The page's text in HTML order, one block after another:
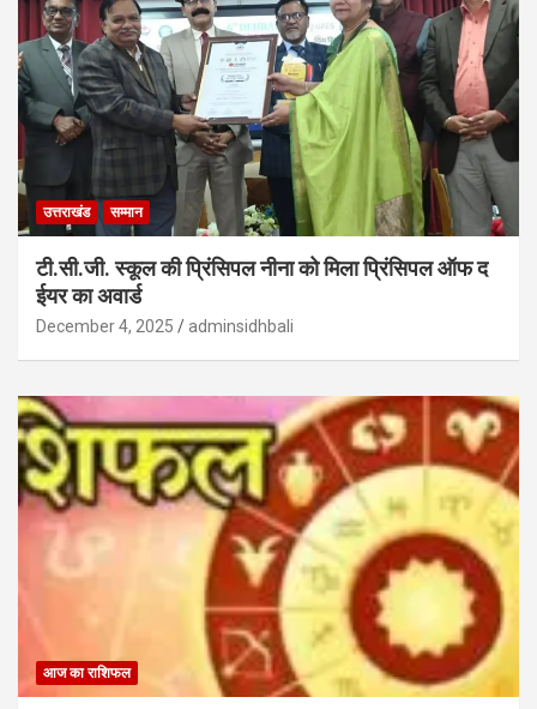
उत्तराखंड सम्मान
टी.सी.जी. स्कूल की प्रिंसिपल नीना को मिला प्रिंसिपल ऑफ द
ईयर का अवार्ड
December 4, 2025 adminsidhbali
आज का राशिफल